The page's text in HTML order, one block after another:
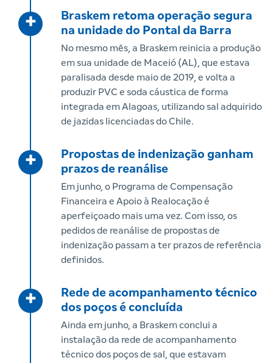
+
Braskem retoma operação segura
na unidade do Pontal da Barra
No mesmo mês, a Braskem reinicia a produção
em sua unidade de Maceió (AL), que estava
paralisada desde maio de 2019, e volta a
produzir PVC e soda cáustica de forma
integrada em Alagoas, utilizando sal adquirido
de jazidas licenciadas do Chile.
+
Propostas de indenização ganham
prazos de reanálise
Em junho, o Programa de Compensação
Financeira e Apoio à Realocação é
aperfeiçoado mais uma vez. Com isso, os
pedidos de reanálise de propostas de
indenização passam a ter prazos de referência
definidos.
+
Rede de acompanhamento técnico
dos poços é concluída
Ainda em junho, a Braskem conclui a
instalação da rede de acompanhamento
técnico dos poços de sal, que estavam